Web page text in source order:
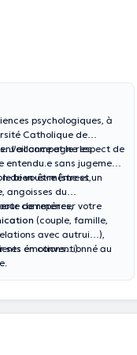
psychologiques, à
Catholique de
J’accompagne les
et le respect de
entendu.e sans jugement
de vous-même et un
le bien-être(stress,
angoisses du
de repères,
(couple, famille,
avec autrui…),
ses émotions…).
commencer votre
en conventionné au